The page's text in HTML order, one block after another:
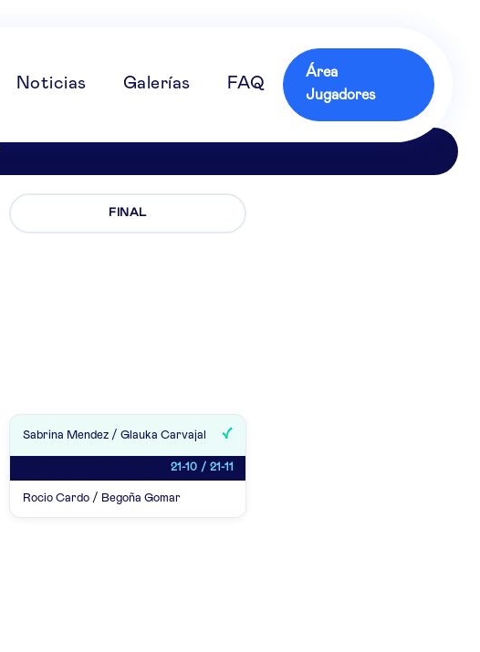
Noticias Galerías FAQ
Área
Jugadores
FINAL
Sabrina Mendez / Glauka Carvajal
21-10 / 21-11
Rocio Cardo / Begoña Gomar